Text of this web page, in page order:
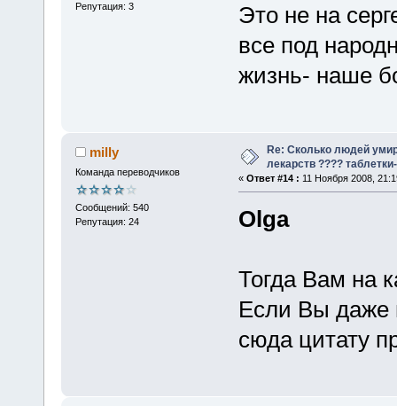
Репутация: 3
Это не на
все под
жизнь- наше
milly
Команда переводчиков
Сообщений: 540
Репутация: 24
Re: Сколько людей
лекарств ????
« Ответ #14 : 11 Ноября 2008,
Olga
Тогда Вам на
Если Вы даже
сюда цитату